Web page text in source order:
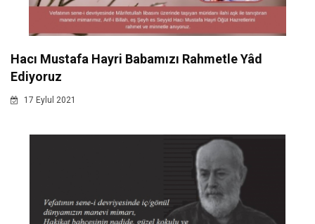
Hacı Mustafa Hayri Babamızı Rahmetle Yâd
Ediyoruz
17 Eylul 2021